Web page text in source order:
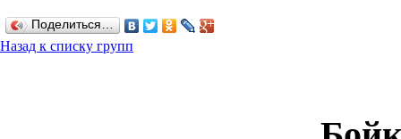
Поделиться…
Назад к списку групп